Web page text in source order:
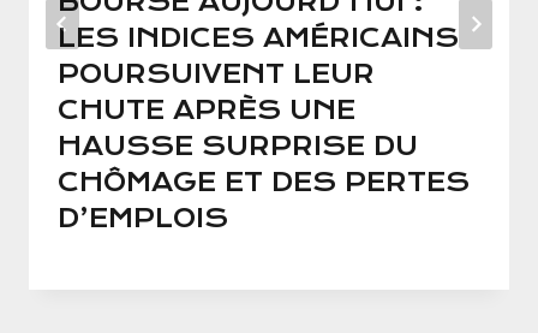
LES INDICES AMÉRICAINS
POURSUIVENT LEUR
CHUTE APRÈS UNE
HAUSSE SURPRISE DU
CHÔMAGE ET DES PERTES
D’EMPLOIS